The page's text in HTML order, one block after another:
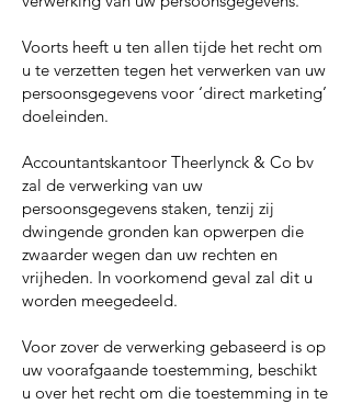
Voorts heeft u ten allen tijde het recht om
u te verzetten tegen het verwerken van uw
persoonsgegevens voor ‘direct marketing’
doeleinden.
Accountantskantoor Theerlynck & Co bv
zal de verwerking van uw
persoonsgegevens staken, tenzij zij
dwingende gronden kan opwerpen die
zwaarder wegen dan uw rechten en
vrijheden. In voorkomend geval zal dit u
worden meegedeeld.
Voor zover de verwerking gebaseerd is op
uw voorafgaande toestemming, beschikt
u over het recht om die toestemming in te